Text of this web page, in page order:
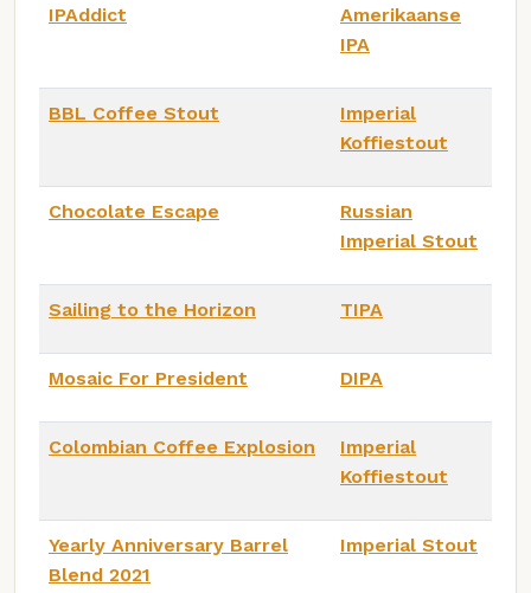
IPAddict
Amerikaanse
IPA
BBL Coffee Stout
Imperial
Koffiestout
Chocolate Escape
Russian
Imperial Stout
Sailing to the Horizon TIPA
Mosaic For President DIPA
Colombian Coffee Explosion
Imperial
Koffiestout
Yearly Anniversary Barrel
Blend 2021
Imperial Stout